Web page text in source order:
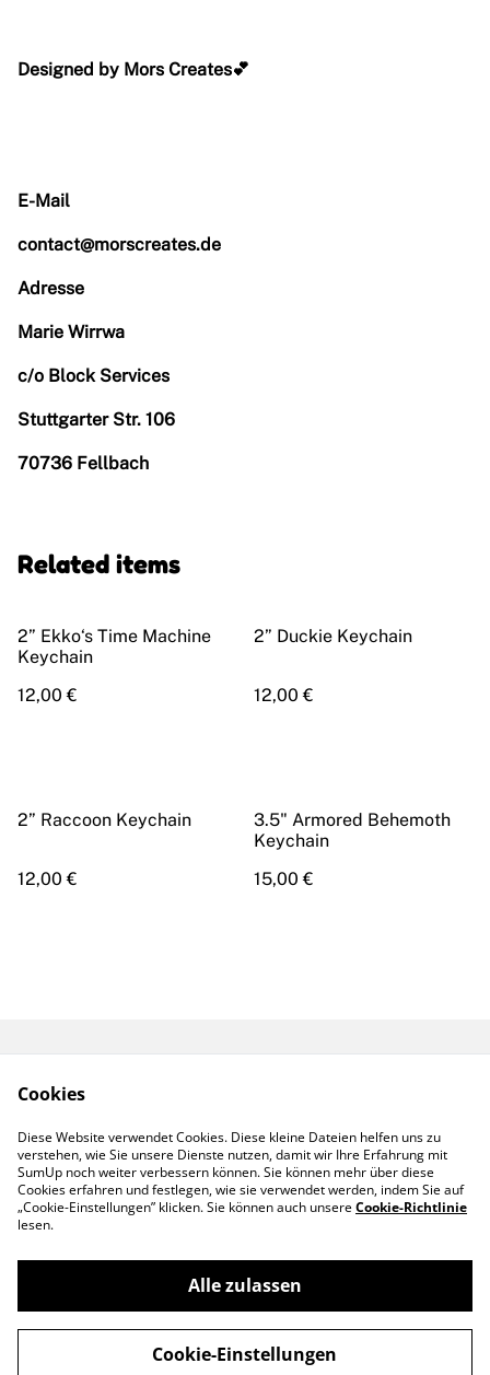
Designed by Mors Creates💕
E-Mail
contact@morscreates.de
Adresse
Marie Wirrwa
c/o Block Services
Stuttgarter Str. 106
70736 Fellbach
Related items
2” Ekko‘s Time Machine
Keychain
12,00 €
2” Duckie Keychain
12,00 €
2” Raccoon Keychain
12,00 €
3.5" Armored Behemoth
Keychain
15,00 €
ungen von SumUp
Impressum
©2026Mors Creates
powered by
Cookies
Diese Website verwendet Cookies. Diese kleine Dateien helfen uns zu
verstehen, wie Sie unsere Dienste nutzen, damit wir Ihre Erfahrung mit
SumUp noch weiter verbessern können. Sie können mehr über diese
Cookies erfahren und festlegen, wie sie verwendet werden, indem Sie auf
„Cookie-Einstellungen” klicken. Sie können auch unsereCookie-Richtlinie
lesen.
Alle zulassen
Cookie-Einstellungen